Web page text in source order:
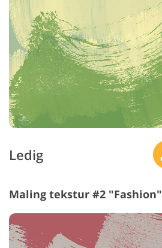
Ledig
Maling tekstur #2 "Fashion"